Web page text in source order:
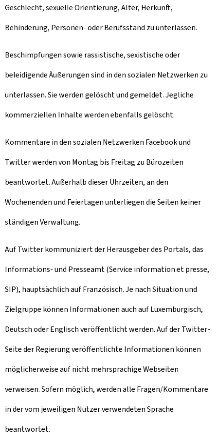
Geschlecht, sexuelle Orientierung, Alter, Herkunft,
Behinderung, Personen- oder Berufsstand zu unterlassen.
Beschimpfungen sowie rassistische, sexistische oder
beleidigende Äußerungen sind in den sozialen Netzwerken zu
unterlassen. Sie werden gelöscht und gemeldet. Jegliche
kommerziellen Inhalte werden ebenfalls gelöscht.
Kommentare in den sozialen Netzwerken Facebook und
Twitter werden von Montag bis Freitag zu Bürozeiten
beantwortet. Außerhalb dieser Uhrzeiten, an den
Wochenenden und Feiertagen unterliegen die Seiten keiner
ständigen Verwaltung.
Auf Twitter kommuniziert der Herausgeber des Portals, das
Informations- und Presseamt (Service information et presse,
SIP), hauptsächlich auf Französisch. Je nach Situation und
Zielgruppe können Informationen auch auf Luxemburgisch,
Deutsch oder Englisch veröffentlicht werden. Auf der Twitter-
Seite der Regierung veröffentlichte Informationen können
möglicherweise auf nicht mehrsprachige Webseiten
verweisen. Sofern möglich, werden alle Fragen/Kommentare
in der vom jeweiligen Nutzer verwendeten Sprache
beantwortet.